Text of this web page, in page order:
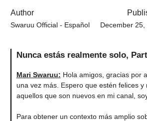
Author
Swaruu Official - Español December 25,
Nunca estás realmente solo,
Mari Swaruu: Hola amigos, gracias por
una vez más. Espero que estén felices y
aquellos que son nuevos en mi canal,
Para obtener un contexto más amplio